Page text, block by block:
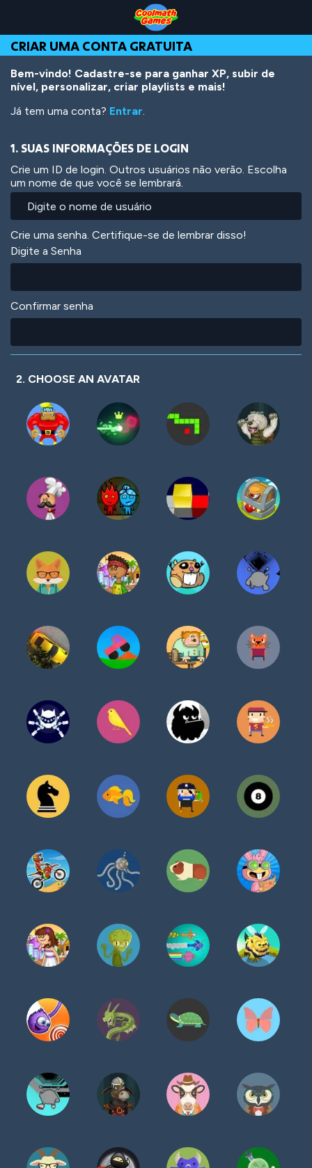
Top
of
Page
Navigation
Main
Content
Footer
o
conteúdo
principal
CRIAR UMA CONTA GRATUITA
Bem-vindo! Cadastre-se para ganhar XP, subir de
nível, personalizar, criar playlists e mais!
Já tem uma conta? Entrar.
1. SUAS INFORMAÇÕES DE LOGIN
Crie um ID de login. Outros usuários não verão. Escolha
um nome de que você se lembrará.
Crie uma senha. Certifique-se de lembrar disso!
Digite a Senha
Confirmar senha
2. CHOOSE AN AVATAR